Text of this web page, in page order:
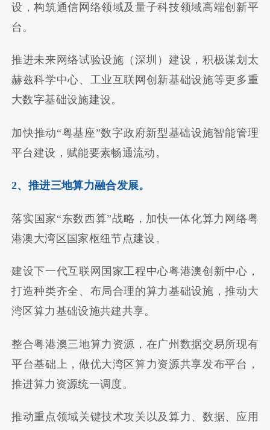
设，构筑通信网络领域及量子科技领域高端创新平
台。
推进未来网络试验设施（深圳）建设，积极谋划太
赫兹科学中心、工业互联网创新基础设施等更多重
大数字基础设施建设。
加快推动“粤基座”数字政府新型基础设施智能管理
平台建设，赋能要素畅通流动。
2、推进三地算力融合发展。
落实国家“东数西算”战略，加快一体化算力网络粤
港澳大湾区国家枢纽节点建设。
建设下一代互联网国家工程中心粤港澳创新中心，
打造种类齐全、布局合理的算力基础设施，推动大
湾区算力基础设施共建共享。
整合粤港澳三地算力资源，在广州数据交易所现有
平台基础上，做优大湾区算力资源共享发布平台，
推进算力资源统一调度。
推动重点领域关键技术攻关以及算力、数据、应用